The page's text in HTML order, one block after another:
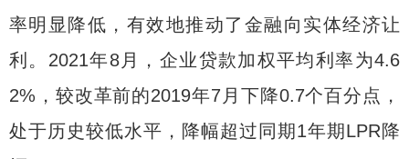
率明显降低，有效地推动了金融向实体经济让
利。2021年8月，企业贷款加权平均利率为4.6
2%，较改革前的2019年7月下降0.7个百分点，
处于历史较低水平，降幅超过同期1年期LPR降